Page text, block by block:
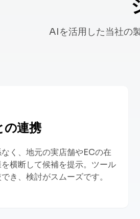
AIを活用した当社の
の連携
く、地元の実店舗やECの在
横断して候補を提示。ツール
き、検討がスムーズです。